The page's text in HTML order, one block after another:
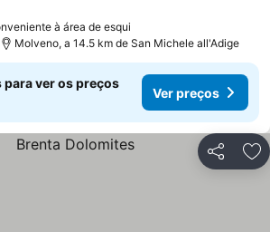
à área de esqui
Molveno, a 14.5 km de San Michele all'Adige
para ver os preços
Ver preços
Partilhar